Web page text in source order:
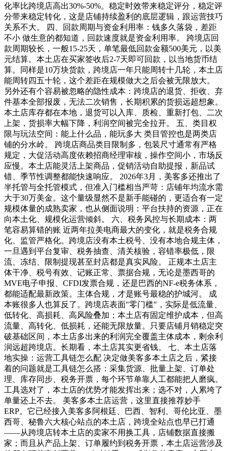
化率比跨境店高出30%-50%。稳定时效带来稳定评分，稳定评
分带来稳定转化，这是店铺持续盈利的底层逻辑，跟运营技巧
关系不大。 四、回款周期与资金利用率：钱多久落袋，差距
不小 做生意的都知道，回款速度就是资金利用率。 跨境店回
款周期较长，一般15-25天，单笔最低回款金额500美元，以美
元结算。本土店在买家签收后2-7天即可回款，以当地货币结
算。同样是10万块货款，跨境店一年只能周转十几轮，本土店
能周转四五十轮，这个差距在规模做大之后会被无限放大。
另外还有个容易被忽略的隐性成本：跨境店的退货、拒收、弃
件基本全部报废，无法二次销售，长期积累的货损远超想象。
本土店库存都在本地，退货可以入库、质检、重新打包、二次
上架，货损率大幅下降，利润空间被完全拉开。 五、类目权
限与玩法空间：能上什么品，能玩多大 类目管控也是两类店
铺的分水岭。 跨境店商品类目限制多，包装尺寸通常有严格
规定，大促活动高度依赖招商经理审核，操作空间小，市场反
应慢。本土店能灵活上架商品，促销活动自助提报，新品试
错、季节性调整都能快速响应。 2026年3月，美客多还推出了
半托管与全托管模式，但准入门槛相当严苛：店铺年均流水需
大于30万美金。这个量级显然不是新手能碰的，更适合有一定
规模体量的成熟卖家，也从侧面说明：平台扶持的资源，正在
向本土化、规模化运营倾斜。 六、税务风控与长期成本：两
笔容易算错的账 近两年拉美电商最大的变化，就是税务合规
化、监管严格化。跨境店没有本土税号、没有本地合规主体，
一旦遇到平台复审、税务抽查、清关核验，容错率极低，限
流、冻结、限制提现甚至封店都是真实风险。 正规本土店主
体干净、税号有效、记账正常、票据合规，无论是墨西哥的
MVE电子申报、CFDI发票合规，还是巴西的NF-e税务体系，
都能适配最新政策。主体合规，才是账号最稳的护城河。 成
本账很多人也算反了。跨境店表面"零门槛"，实际是低流量、
低转化、高损耗、高风险叠加；本土店有固定维护成本，但高
流量、高转化、低损耗，还能无限放量。只要店铺月销稳定突
破基础区间，本土店多出来的利润完全覆盖主体成本，剩余利
润远超跨境店。长期看，本土店其实更省钱。 七、本土店落
地实操：运营工具链怎么配 决定做美客多本土店之后，紧接
着的问题就是工具链怎么搭：采集货源、批量上架、订单处
理、库存同步、税务开票，每个环节单靠人工都能把人磨疯。
工具选对了，本土店的优势才能发挥出来；选不对，人累垮了
单量还上不去。 美客多本土店运营，这里直接推荐妙手
ERP。它已经接入美客多阿根廷、巴西、智利、哥伦比亚、墨
西哥、秘鲁六大核心站点的本土店，跨境全站点也早已打通
——从跨境店转本土店的卖家不用换工具，店铺数据直接搬
家；而且从产品上架、订单履约到税务开票，本土店运营涉及